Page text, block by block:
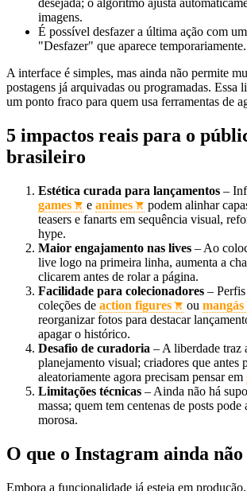
desejada; o algoritmo ajusta
imagens.
É possível desfazer a última ação com
"Desfazer" que aparece temporariamente.
A interface é simples, mas ainda não permite
postagens já arquivadas ou programadas. Essa
um ponto fraco para quem usa ferramentas de
5 impactos reais para o
brasileiro
Estética curada para lançamentos –
games
e animes podem alinhar
teasers e fanarts em sequência visual,
hype.
Maior engajamento nas lives – Ao
live logo na primeira linha, aumenta a
clicarem antes de rolar a página.
Facilidade para colecionadores –
coleções de action figures ou mangás
reorganizar fotos para destacar
apagar o histórico.
Desafio de curadoria – A liberdade traz
planejamento visual; criadores que antes
aleatoriamente agora precisam pensar em
Limitações técnicas – Ainda não há
massa; quem tem centenas de posts pode
morosa.
O que o Instagram ainda
Embora a funcionalidade já esteja em